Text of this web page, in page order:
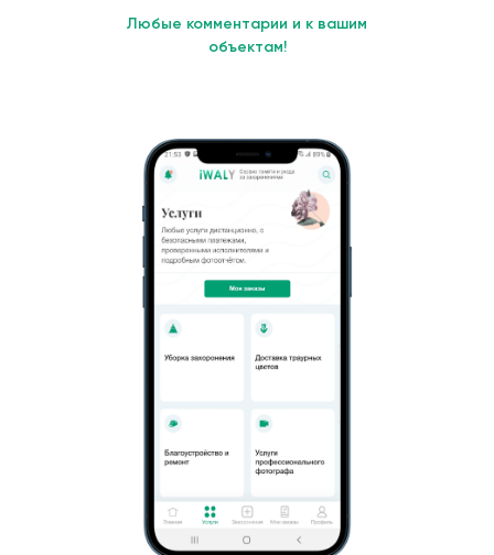
Любые комментарии и к вашим
объектам!